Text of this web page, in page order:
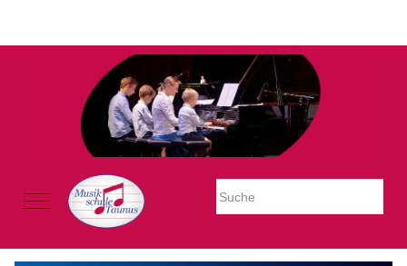
Warning: Undefined property: stdClass::$imglink in
/mnt/web605/e3/26/59781926/htdocs/Joomla2023/modules/
Mobile Menu Toggle